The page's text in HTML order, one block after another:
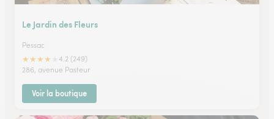
Le Jardin des Fleurs
Pessac
★★★★
4.2 (249)
286, avenue Pasteur
Voir la boutique